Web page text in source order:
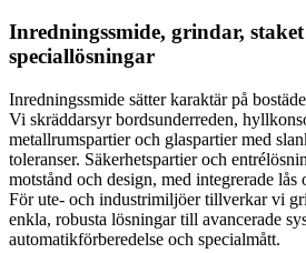
Inredningssmide, grindar,
speciallösningar
Inredningssmide sätter karaktär på
Vi skräddarsyr bordsunderreden,
metallrumspartier och glaspartier med
toleranser. Säkerhetspartier och
motstånd och design, med integrerade lås
För ute- och industrimiljöer tillverkar vi
enkla, robusta lösningar till avancerade
automatikförberedelse och specialmått.